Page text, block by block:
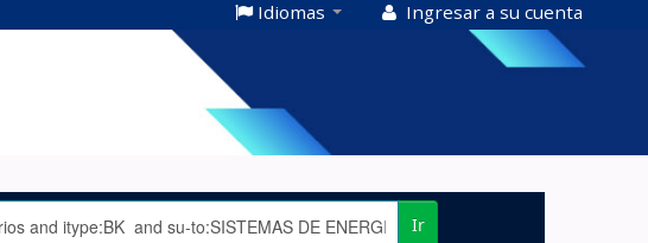
Idiomas Ingresar a su cuenta
Ir